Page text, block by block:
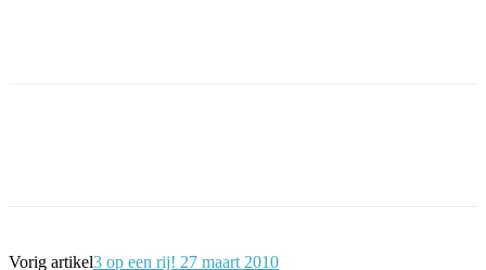
Vorig artikel3 op een rij! 27 maart 2010